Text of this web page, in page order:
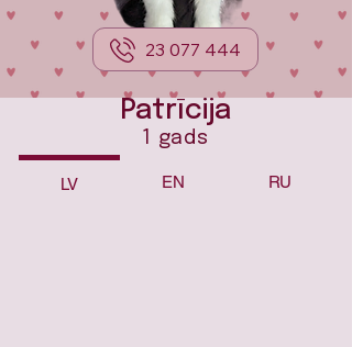
LV EN RU
23 077 444
Patrīcija
1 gads